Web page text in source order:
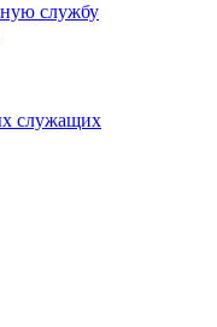
службу
служащих